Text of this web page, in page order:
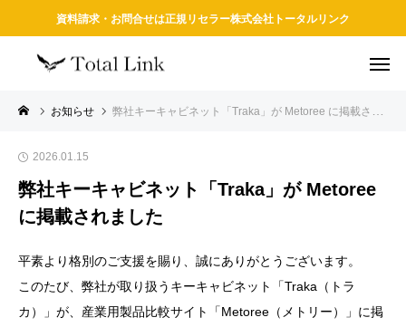
資料請求・お問合せは正規リセラー株式会社トータルリンク
お知らせ 弊社キーキャビネット「Traka」が Metoree に掲載されました
2026.01.15
弊社キーキャビネット「Traka」が Metoree
に掲載されました
平素より格別のご支援を賜り、誠にありがとうございます。
このたび、弊社が取り扱うキーキャビネット「Traka（トラ
カ）」が、産業用製品比較サイト「Metoree（メトリー）」に掲